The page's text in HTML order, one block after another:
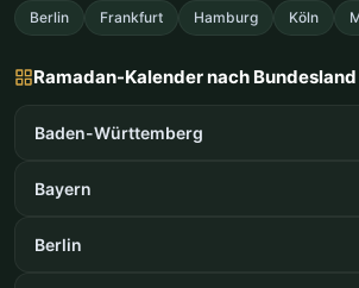
Berlin Frankfurt Hamburg Köln
Ramadan-Kalender nach Bundesland
Baden-Württemberg
Bayern
Berlin